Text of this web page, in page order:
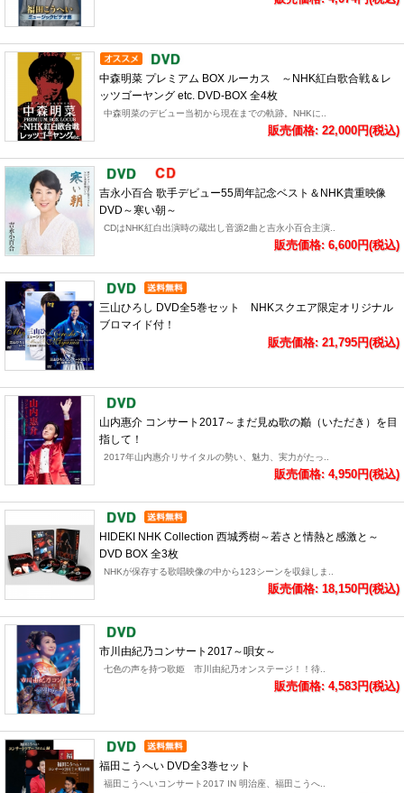
中森明菜 プレミアム BOX ルーカス ～NHK紅白歌合戦＆レ
ッツゴーヤング etc. DVD-BOX 全4枚
中森明菜のデビュー当初から現在までの軌跡。NHKに..
販売価格: 22,000円(税込)
吉永小百合 歌手デビュー55周年記念ベスト＆NHK貴重映像
DVD～寒い朝～
CDはNHK紅白出演時の蔵出し音源2曲と吉永小百合主演..
販売価格: 6,600円(税込)
三山ひろし DVD全5巻セット NHKスクエア限定オリジナル
ブロマイド付！
販売価格: 21,795円(税込)
山内惠介 コンサート2017～まだ見ぬ歌の巓（いただき）を目
指して！
2017年山内惠介リサイタルの勢い、魅力、実力がたっ..
販売価格: 4,950円(税込)
HIDEKI NHK Collection 西城秀樹～若さと情熱と感激と～
DVD BOX 全3枚
NHKが保存する歌唱映像の中から123シーンを収録しま..
販売価格: 18,150円(税込)
市川由紀乃コンサート2017～唄女～
七色の声を持つ歌姫 市川由紀乃オンステージ！！待..
販売価格: 4,583円(税込)
福田こうへい DVD全3巻セット
福田こうへいコンサート2017 IN 明治座、福田こうへ..